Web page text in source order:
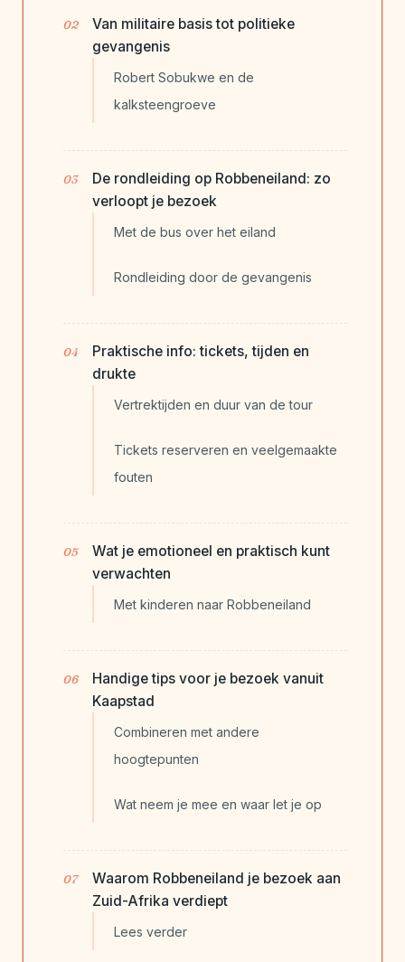
Van militaire basis tot politieke
gevangenis
Robert Sobukwe en de
kalksteengroeve
De rondleiding op Robbeneiland: zo
verloopt je bezoek
Met de bus over het eiland
Rondleiding door de gevangenis
Praktische info: tickets, tijden en
drukte
Vertrektijden en duur van de tour
Tickets reserveren en veelgemaakte
fouten
Wat je emotioneel en praktisch kunt
verwachten
Met kinderen naar Robbeneiland
Handige tips voor je bezoek vanuit
Kaapstad
Combineren met andere
hoogtepunten
Wat neem je mee en waar let je op
Waarom Robbeneiland je bezoek aan
Zuid-Afrika verdiept
Lees verder